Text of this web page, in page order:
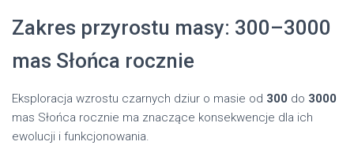
Zakres przyrostu masy: 300–3000
mas Słońca rocznie
Eksploracja wzrostu czarnych dziur o masie od 300 do 3000
mas Słońca rocznie ma znaczące konsekwencje dla ich
ewolucji i funkcjonowania.